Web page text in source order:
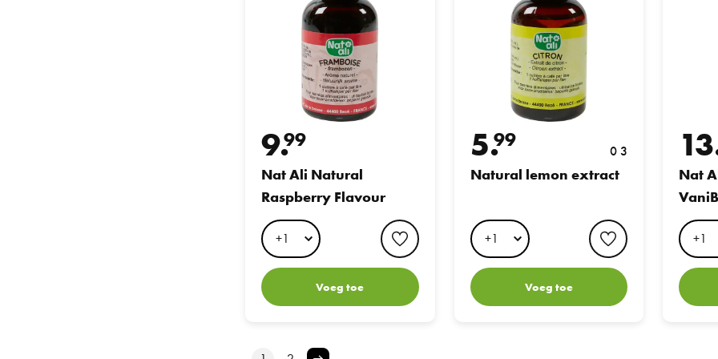
9.99
Nat Ali Natural
Raspberry Flavour
favorite button
Voeg toe
5.99 0 3
Natural lemon extract
favorite button
Voeg toe
Nat